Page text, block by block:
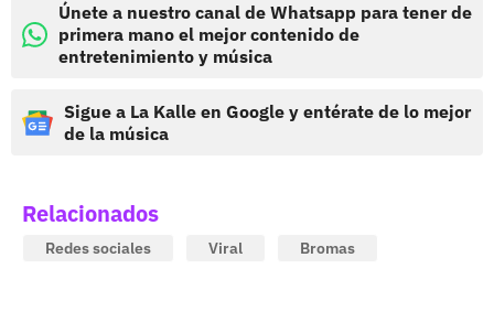
Únete a nuestro canal de Whatsapp para tener de
primera mano el mejor contenido de
entretenimiento y música
Sigue a La Kalle en Google y entérate de lo mejor
de la música
Relacionados
Redes sociales Viral Bromas